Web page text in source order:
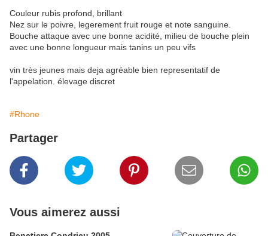
Couleur rubis profond, brillant
Nez sur le poivre, legerement fruit rouge et note sanguine.
Bouche attaque avec une bonne acidité, milieu de bouche plein
avec une bonne longueur mais tanins un peu vifs
vin très jeunes mais deja agréable bien representatif de
l'appelation. élevage discret
#Rhone
Partager
Vous aimerez aussi